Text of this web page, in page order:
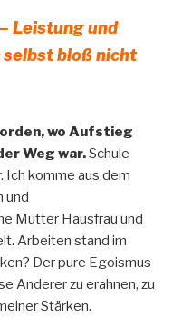
Leistung und
selbst bloß nicht
wo Aufstieg
Weg war.Schule
Ich komme aus dem
und
Mutter Hausfrau und
Arbeiten stand im
Der pure Egoismus
Anderer zu erahnen, zu
Stärken.